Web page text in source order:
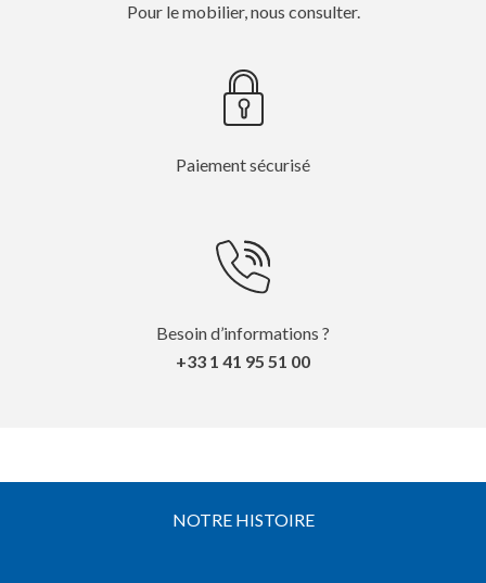
Pour le mobilier, nous consulter.
Paiement sécurisé
Besoin d’informations ?
+33 1 41 95 51 00
NOTRE HISTOIRE